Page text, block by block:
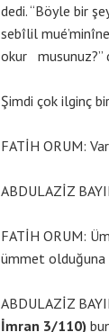
dedi. “Böyle bir
sebîlil
okur musunuz?”
Şimdi çok ilginç
FATİH ORUM:
ABDULAZİZ
FATİH ORUM:
ümmet olduğuna
ABDULAZİZ
İmran 3/110)